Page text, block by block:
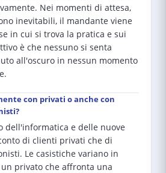
Nei momenti di attesa,
inevitabili, il mandante viene
in cui si trova la pratica e sui
è che nessuno si senta
all'oscuro in nessun momento
con privati o anche con
dell'informatica e delle nuove
di clienti privati che di
Le casistiche variano in
privato che affronta una